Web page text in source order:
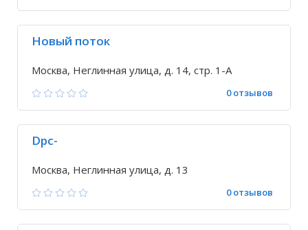
Новый поток
Москва, Неглинная улица, д. 14, стр. 1-А
0 отзывов
Dpc-
Москва, Неглинная улица, д. 13
0 отзывов